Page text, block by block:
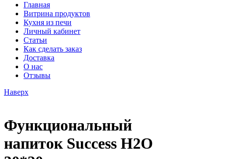
Главная
Витрина продуктов
Кухня из печи
Личный кабинет
Статьи
Как сделать заказ
Доставка
О нас
Отзывы
Наверх
Функциональный
напиток Success H2O